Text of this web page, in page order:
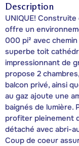
Description
UNIQUE!
offre un
000 pi² avec
superbe toit
impressionnant de
propose 2
balcon privé, ainsi
au gaz ajoute une
baignés de
profiter pleinement
détaché avec abri-
Coup de coeur